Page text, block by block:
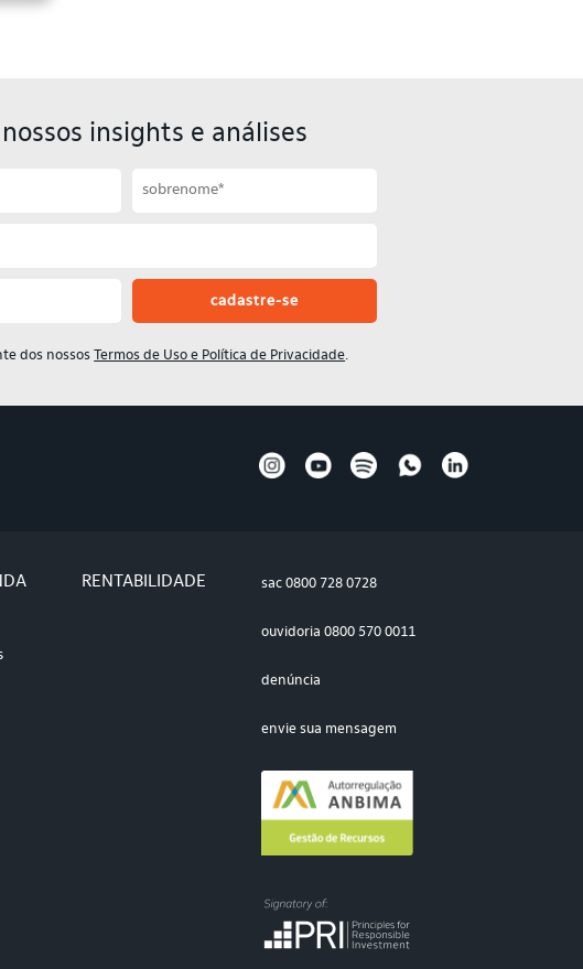
insights e análises
dos nossos Termos de Uso e Política de Privacidade.
RENTABILIDADE sac 0800 728 0728
ouvidoria 0800 570 0011
denúncia
envie sua mensagem